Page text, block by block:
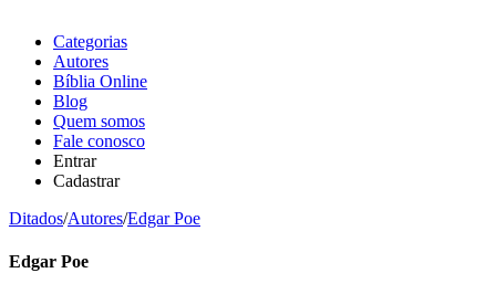
Categorias
Autores
Bíblia Online
Blog
Quem somos
Fale conosco
Entrar
Cadastrar
Ditados/Autores/Edgar Poe
Edgar Poe